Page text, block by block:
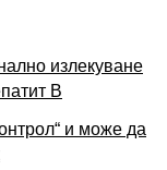
излекуване
B
и може да